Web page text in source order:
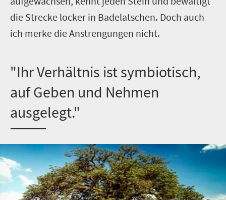
die Strecke locker in Badelatschen. Doch auch
ich merke die Anstrengungen nicht.
"Ihr Verhältnis ist symbiotisch,
auf Geben und Nehmen
ausgelegt."